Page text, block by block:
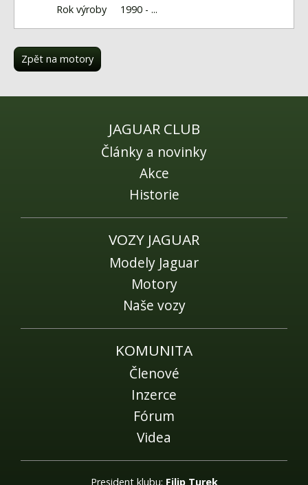
Rok výroby
1990 - ...
Zpět na motory
JAGUAR CLUB
Články a novinky
Akce
Historie
VOZY JAGUAR
Modely Jaguar
Motory
Naše vozy
KOMUNITA
Členové
Inzerce
Fórum
Videa
President klubu: Filip Turek